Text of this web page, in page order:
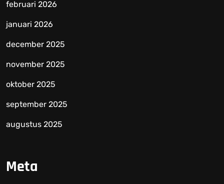
februari 2026
januari 2026
december 2025
november 2025
oktober 2025
september 2025
augustus 2025
Meta